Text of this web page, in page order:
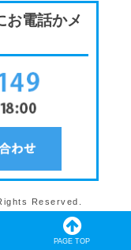
お電話かメ
Reserved.
PAGE TOP